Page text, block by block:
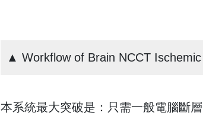
▲ Workflow of Brain NCCT
本系統最大突破是：只需一般電腦斷